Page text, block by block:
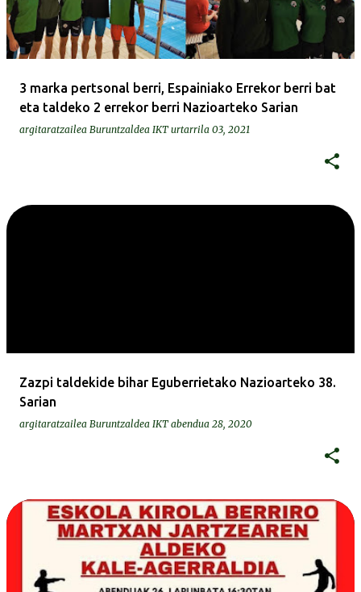
3 marka pertsonal berri, Espainiako Errekor berri bat
eta taldeko 2 errekor berri Nazioarteko Sarian
argitaratzailea Buruntzaldea IKT urtarrila 03, 2021
Zazpi taldekide bihar Eguberrietako Nazioarteko 38.
Sarian
argitaratzailea Buruntzaldea IKT abendua 28, 2020